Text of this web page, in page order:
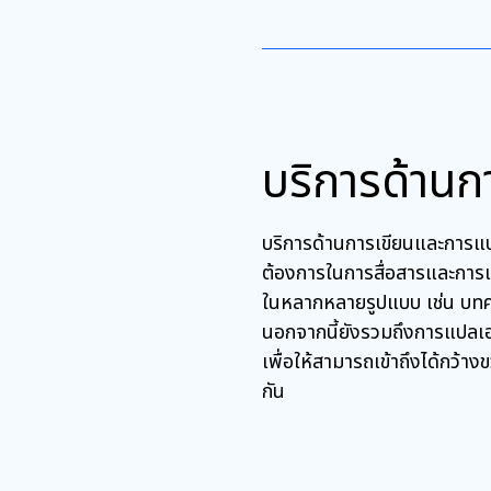
บริการด้าน
บริการด้านการเขียนและกา
ต้องการในการสื่อสารและกา
ในหลากหลายรูปแบบ เช่น บท
นอกจากนี้ยังรวมถึงการแปล
เพื่อให้สามารถเข้าถึงได้กว้า
กัน